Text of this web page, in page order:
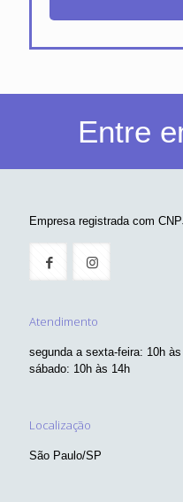
Entre
Empresa registrada com
Atendimento
segunda a sexta-feira: 10h
sábado: 10h às 14h
Localização
São Paulo/SP